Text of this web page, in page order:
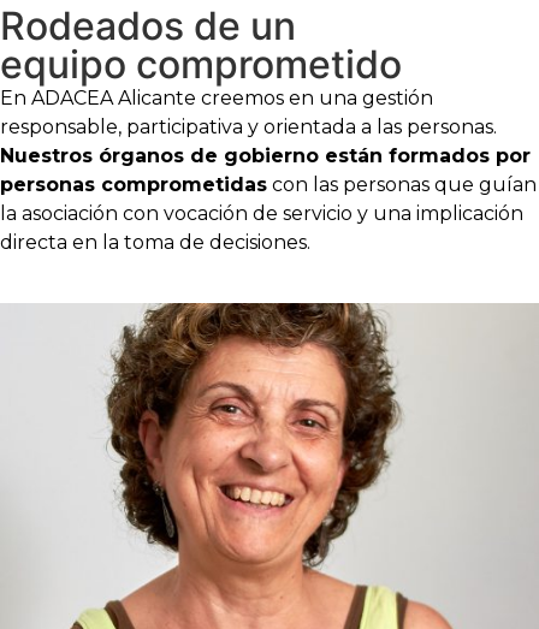
Rodeados de un
equipo comprometido
En ADACEA Alicante creemos en una gestión
responsable, participativa y orientada a las personas.
Nuestros órganos de gobierno están formados por
personas comprometidas con las personas que guían
la asociación con vocación de servicio y una implicación
directa en la toma de decisiones.